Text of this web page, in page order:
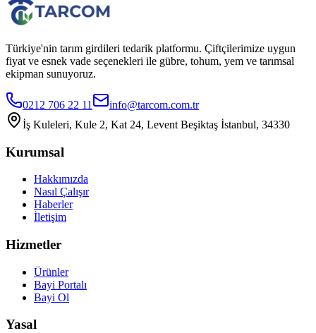
Türkiye'nin tarım girdileri tedarik platformu. Çiftçilerimize uygun
fiyat ve esnek vade seçenekleri ile gübre, tohum, yem ve tarımsal
ekipman sunuyoruz.
0212 706 22 11
info@tarcom.com.tr
İş Kuleleri, Kule 2, Kat 24, Levent Beşiktaş İstanbul, 34330
Kurumsal
Hakkımızda
Nasıl Çalışır
Haberler
İletişim
Hizmetler
Ürünler
Bayi Portalı
Bayi Ol
Yasal